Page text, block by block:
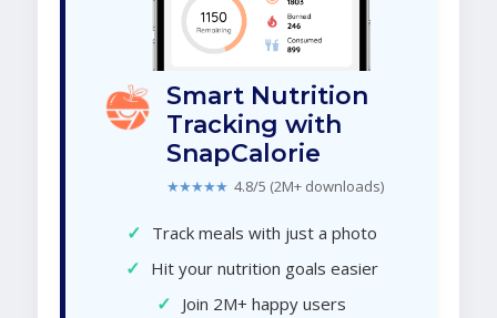
Smart Nutrition
Tracking with
SnapCalorie
★★★★★ 4.8/5 (2M+ downloads)
✓ Track meals with just a photo
✓ Hit your nutrition goals easier
✓ Join 2M+ happy users